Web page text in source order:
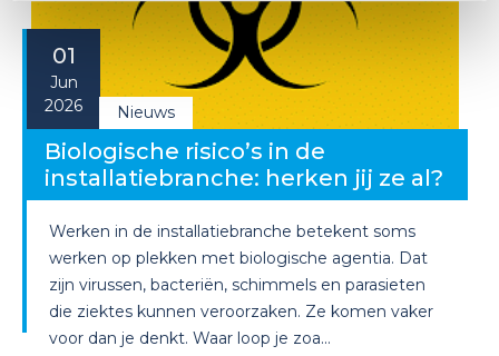
01
Jun
2026
Nieuws
Biologische risico’s in de
installatiebranche: herken jij ze al?
Werken in de installatiebranche betekent soms
werken op plekken met biologische agentia. Dat
zijn virussen, bacteriën, schimmels en parasieten
die ziektes kunnen veroorzaken. Ze komen vaker
voor dan je denkt. Waar loop je zoa...